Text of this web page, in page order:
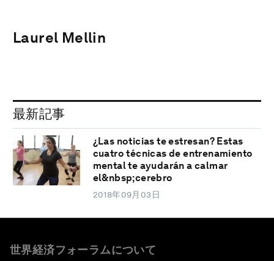
Laurel Mellin
最新記事
¿Las noticias te estresan? Estas
cuatro técnicas de entrenamiento
mental te ayudarán a calmar
el&nbsp;cerebro
2018年09月03日
世界経済フォーラムについて